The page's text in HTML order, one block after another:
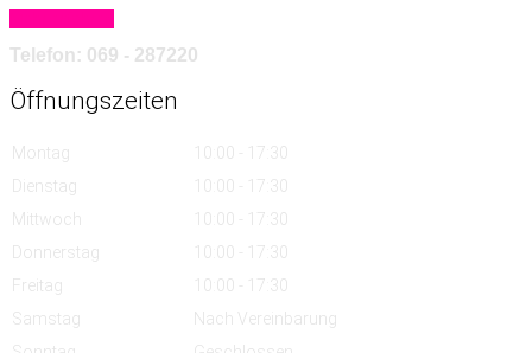
Telefon: 069 - 287220
Öffnungszeiten
Montag
10:00 - 17:30
Dienstag
10:00 - 17:30
Mittwoch
10:00 - 17:30
Donnerstag
10:00 - 17:30
Freitag
10:00 - 17:30
Samstag
Nach Vereinbarung